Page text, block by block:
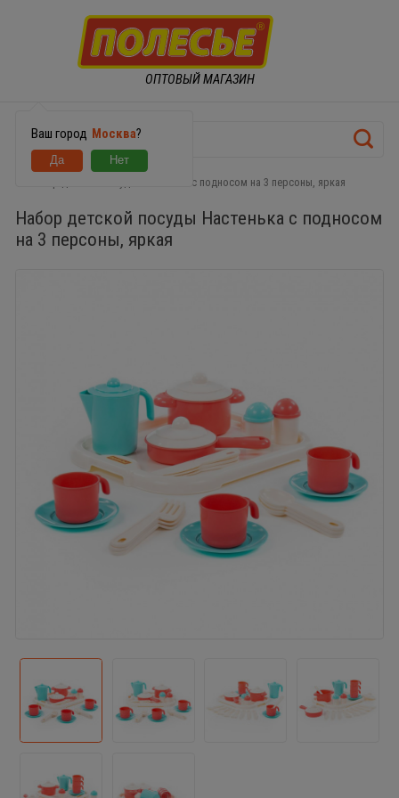
ОПТОВЫЙ МАГАЗИН
Ваш город Москва?
Набор детской посуды Настенька с подносом на 3 персоны, яркая
Набор детской посуды Настенька с подносом
на 3 персоны, яркая